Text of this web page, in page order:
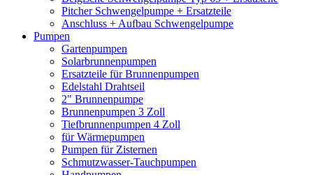
Pitcher Schwengelpumpe + Ersatzteile
Anschluss + Aufbau Schwengelpumpe
Pumpen
Gartenpumpen
Solarbrunnenpumpen
Ersatzteile für Brunnenpumpen
Edelstahl Drahtseil
2" Brunnenpumpe
Brunnenpumpen 3 Zoll
Tiefbrunnenpumpen 4 Zoll
für Wärmepumpen
Pumpen für Zisternen
Schmutzwasser-Tauchpumpen